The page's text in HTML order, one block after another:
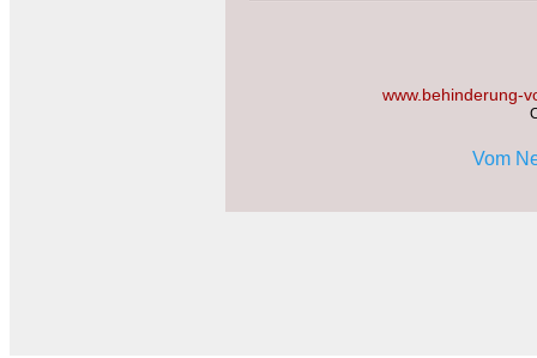
www.behinderung-
Vom